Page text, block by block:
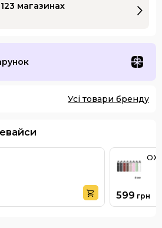
магазинах
Усі товари бренду
599 грн